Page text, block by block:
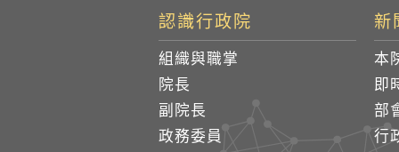
認識行政院
組織與職掌
院長
副院長
政務委員
新
本
即
部
行